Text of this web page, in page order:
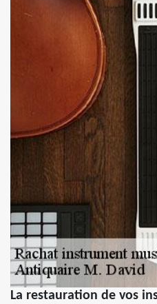
La restauration de vos